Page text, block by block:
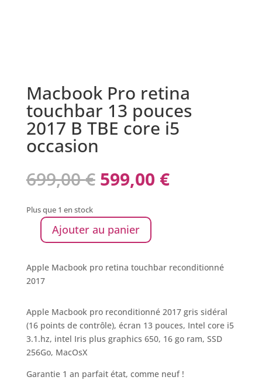
Macbook Pro retina
touchbar 13 pouces
2017 B TBE core i5
occasion
699,00€ 599,00 €
Plus que 1 en stock
Ajouter au panier
Apple Macbook pro retina touchbar reconditionné
2017
Apple Macbook pro reconditionné 2017 gris sidéral
(16 points de contrôle), écran 13 pouces, Intel core i5
3.1.hz, intel Iris plus graphics 650, 16 go ram, SSD
256Go, MacOsX
Garantie 1 an parfait état, comme neuf !